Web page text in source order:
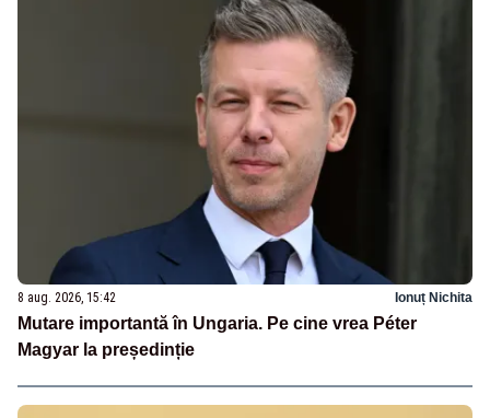
8 aug. 2026, 15:42 Ionuț Nichita
Mutare importantă în Ungaria. Pe cine vrea Péter
Magyar la președinție